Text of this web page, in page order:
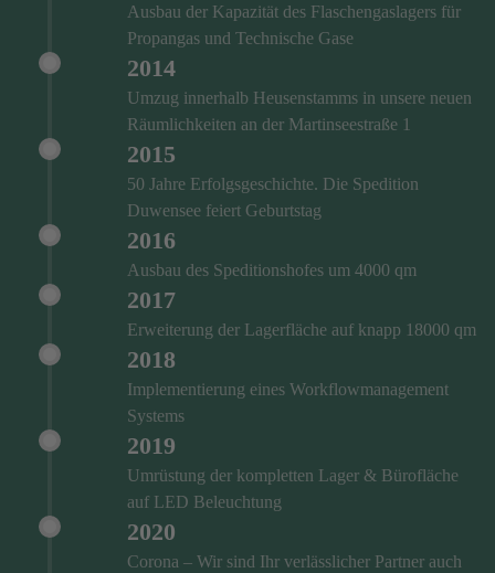
Ausbau der Kapazität des Flaschengaslagers für
Propangas und Technische Gase
2014
Umzug innerhalb Heusenstamms in unsere neuen
Räumlichkeiten an der Martinseestraße 1
2015
50 Jahre Erfolgsgeschichte. Die Spedition
Duwensee feiert Geburtstag
2016
Ausbau des Speditionshofes um 4000 qm
2017
Erweiterung der Lagerfläche auf knapp 18000 qm
2018
Implementierung eines Workflowmanagement
Systems
2019
Umrüstung der kompletten Lager & Bürofläche
auf LED Beleuchtung
2020
Corona – Wir sind Ihr verlässlicher Partner auch